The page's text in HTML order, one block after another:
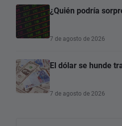
¿Quién podría
7 de agosto de 2026
El dólar se hunde
7 de agosto de 2026